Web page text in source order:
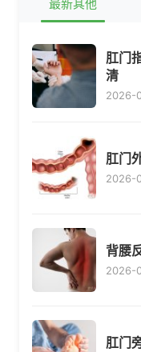
最新其他
肛门
清
2026-
肛门
2026-
背腰
2026-
肛门